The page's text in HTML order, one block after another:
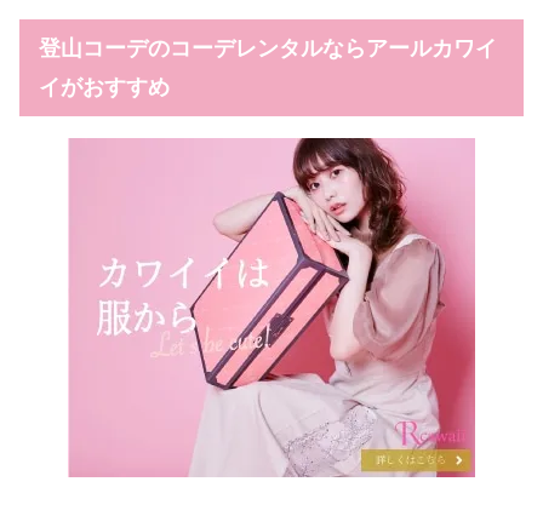
登山コーデのコーデレンタルならアールカワイ
イがおすすめ